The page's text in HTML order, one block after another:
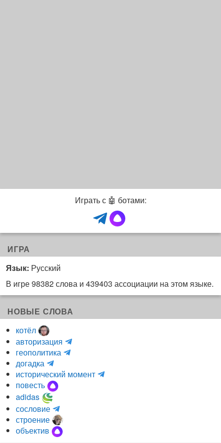
Играть с 🤖 ботами:
ИГРА
Язык: Русский
В игре 98382 слова и 439403 ассоциации на этом языке.
НОВЫЕ СЛОВА
котёл
авторизация
и
о
геополитика
H
d
догадка
m
a
r
r
r
u
a
(
исторический момент
и
повесть
adidas
сословие
m
a
r
r
строение
объектив